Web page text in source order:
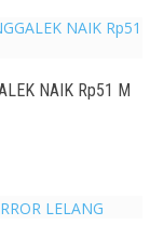
NAIK Rp51 M